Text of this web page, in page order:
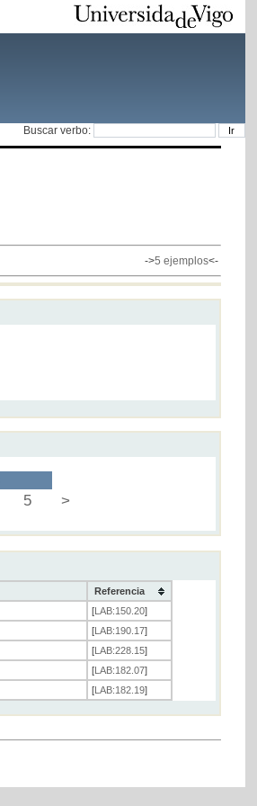
Buscar verbo:
->5 ejemplos<-
5 >
Referencia
[LAB:150.20]
[LAB:190.17]
[LAB:228.15]
[LAB:182.07]
[LAB:182.19]